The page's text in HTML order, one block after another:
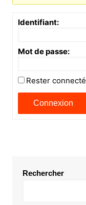
Identifiant:
Mot de passe:
Rester connecté
Connexion
Rechercher